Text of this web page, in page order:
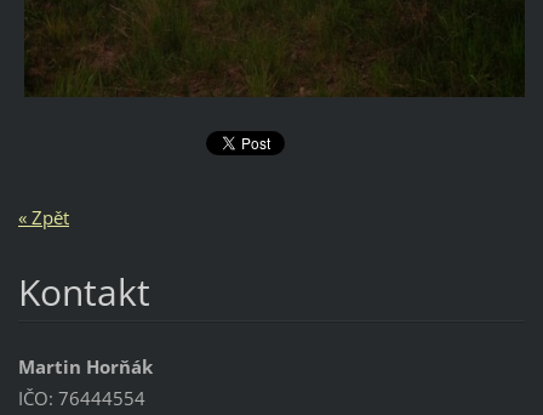
« Zpět
Kontakt
Martin Horňák
IČO: 76444554